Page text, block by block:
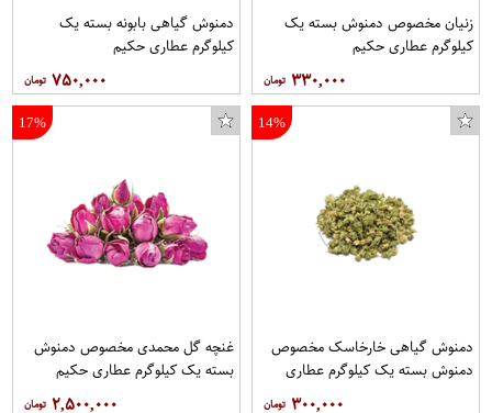
زنیان مخصوص دمنوش بسته یک
کیلوگرم عطاری حکیم
۳۳۰,۰۰۰
دمنوش گیاهی بابونه بسته یک
کیلوگرم عطاری حکیم
۷۵۰,۰۰۰
14%
دمنوش گیاهی خارخاسک مخصوص
دمنوش بسته یک کیلوگرم عطاری
۳۰۰,۰۰۰
17%
غنچه گل محمدی مخصوص دمنوش
بسته یک کیلوگرم عطاری حکیم
۲,۵۰۰,۰۰۰